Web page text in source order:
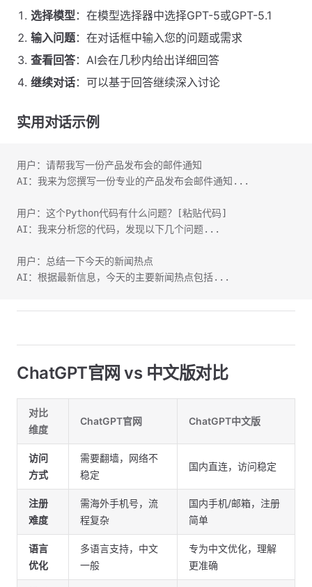
选择模型：在模型选择器中选择GPT-5或GPT-5.1
输入问题：在对话框中输入您的问题或需求
查看回答：AI会在几秒内给出详细回答
继续对话：可以基于回答继续深入讨论
实用对话示例
用户：请帮我写一份产品发布会的邮件通知
AI：我来为您撰写一份专业的产品发布会邮件通知...
用户：这个Python代码有什么问题？[粘贴代码]
AI：我来分析您的代码，发现以下几个问题...
用户：总结一下今天的新闻热点
AI：根据最新信息，今天的主要新闻热点包括...
ChatGPT官网 vs 中文版对比
对比
维度
ChatGPT官网 ChatGPT中文版
访问
方式
需要翻墙，网络不
稳定
国内直连，访问稳定
注册
难度
需海外手机号，流
程复杂
国内手机/邮箱，注册
简单
语言
优化
多语言支持，中文
一般
专为中文优化，理解
更准确